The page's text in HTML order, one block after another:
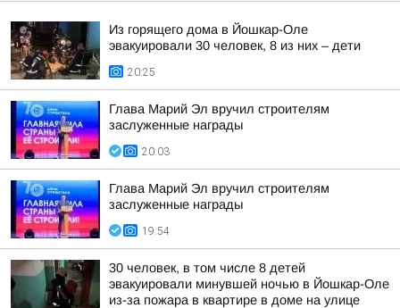
Из горящего дома в Йошкар-Оле
эвакуировали 30 человек, 8 из них – дети
20:25
Глава Марий Эл вручил строителям
заслуженные награды
20:03
Глава Марий Эл вручил строителям
заслуженные награды
19:54
30 человек, в том числе 8 детей
эвакуировали минувшей ночью в Йошкар-Оле
из-за пожара в квартире в доме на улице